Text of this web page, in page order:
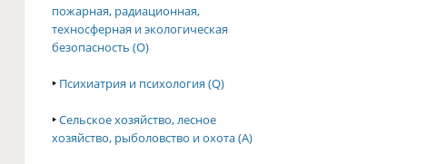
пожарная, радиационная,
техносферная и экологическая
безопасность (O)
‣ Психиатрия и психология (Q)
‣Сельское хозяйство, лесное
хозяйство, рыболовство и охота (A)